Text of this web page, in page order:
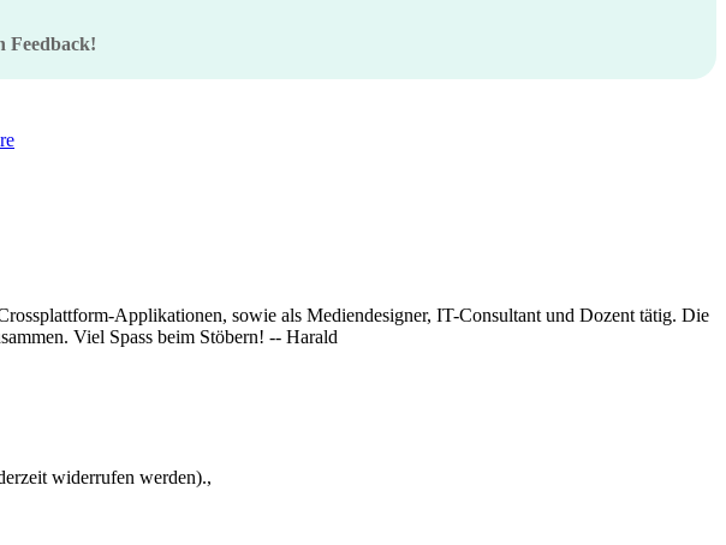
Feedback!
Applikationen, sowie als Mediendesigner, IT-Consultant und Dozent tätig. Die
Viel Spass beim Stöbern! -- Harald
widerrufen werden).,